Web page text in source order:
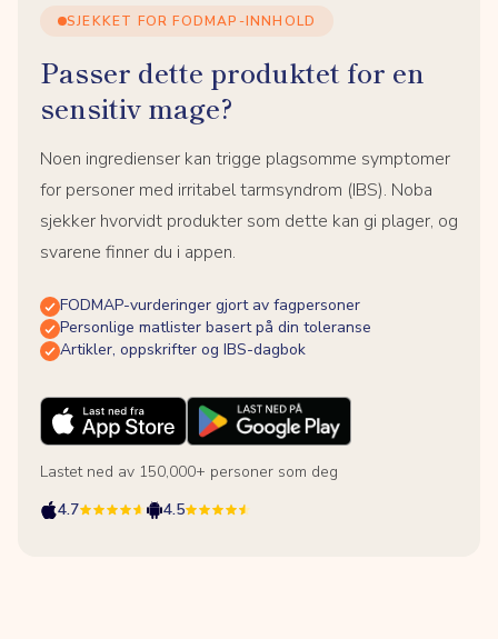
SJEKKET FOR FODMAP-INNHOLD
Passer dette produktet for en
sensitiv mage?
Noen ingredienser kan trigge plagsomme symptomer
for personer med irritabel tarmsyndrom (IBS). Noba
sjekker hvorvidt produkter som dette kan gi plager, og
svarene finner du i appen.
FODMAP-vurderinger gjort av fagpersoner
Personlige matlister basert på din toleranse
Artikler, oppskrifter og IBS-dagbok
Lastet ned av 150,000+ personer som deg
4.7
4.5